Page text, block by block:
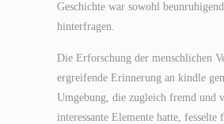
Geschichte war sowohl
hinterfragen.
Die Erforschung der menschlichen
ergreifende Erinnerung an kindle
Umgebung, die zugleich fremd und
interessante Elemente hatte,